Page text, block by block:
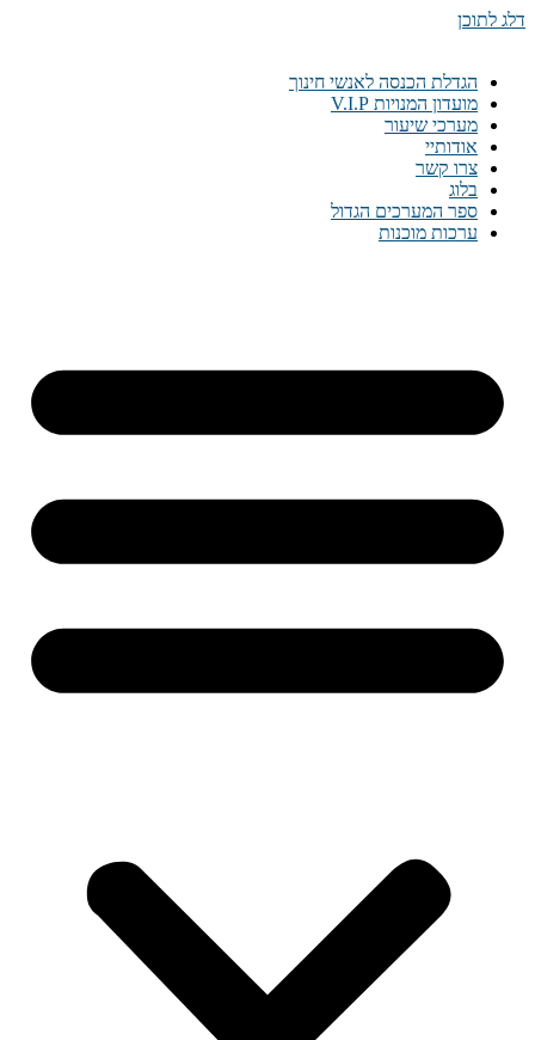
דלג לתוכן
הגדלת הכנסה לאנשי חינוך
מועדון המנויות V.I.P
מערכי שיעור
אודותיי
צרו קשר
בלוג
ספר המערכים הגדול
ערכות מוכנות